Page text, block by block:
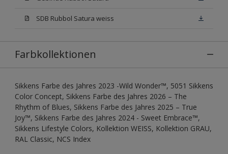
SDB Rubbol Satura weiss
Farbkollektionen
Sikkens Farbe des Jahres 2023 -Wild Wonder™, 5051 Sikkens
Color Concept, Sikkens Farbe des Jahres 2026 – The
Rhythm of Blues, Sikkens Farbe des Jahres 2025 – True
Joy™, Sikkens Farbe des Jahres 2024 - Sweet Embrace™,
Sikkens Lifestyle Colors, Kollektion WEISS, Kollektion GRAU,
RAL Classic, NCS Index